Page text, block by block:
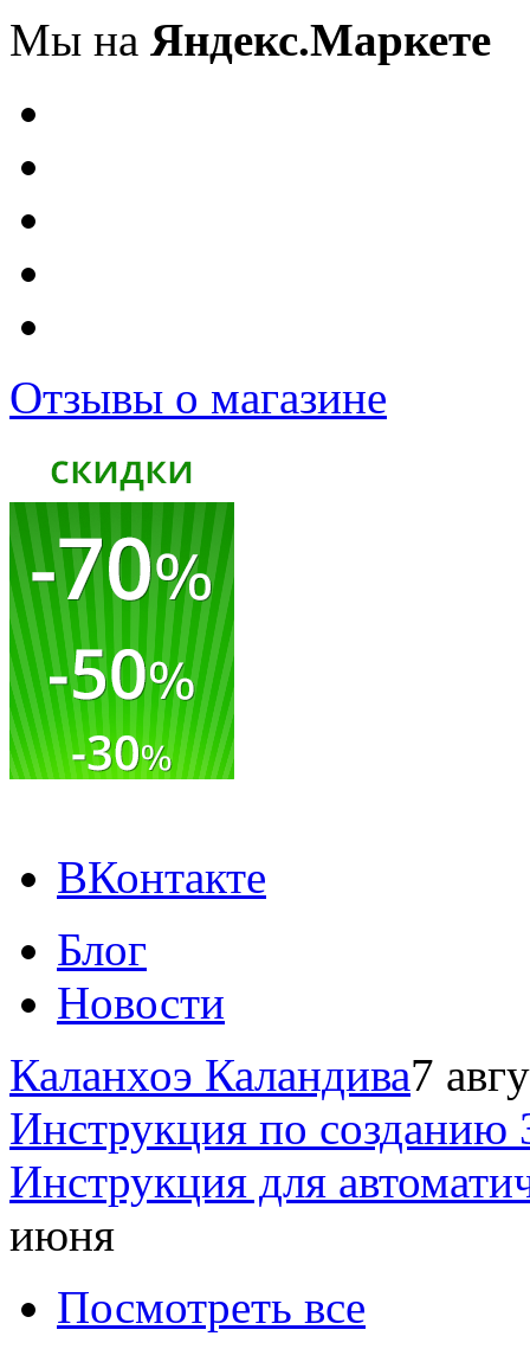
Мы на Яндекс.Маркете
Отзывы о магазине
ВКонтакте
Блог
Новости
Каланхоэ Каландива7
Инструкция по созданию
Инструкция для
июня
Посмотреть все